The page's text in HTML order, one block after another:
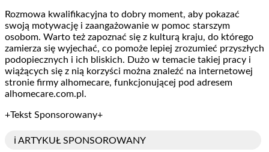
Rozmowa kwalifikacyjna to dobry moment, aby pokazać
swoją motywację i zaangażowanie w pomoc starszym
osobom. Warto też zapoznać się z kulturą kraju, do którego
zamierza się wyjechać, co pomoże lepiej zrozumieć przyszłych
podopiecznych i ich bliskich. Dużo w temacie takiej pracy i
wiążących się z nią korzyści można znaleźć na internetowej
stronie firmy alhomecare, funkcjonującej pod adresem
alhomecare.com.pl.
+Tekst Sponsorowany+
ℹ️ ARTYKUŁ SPONSOROWANY